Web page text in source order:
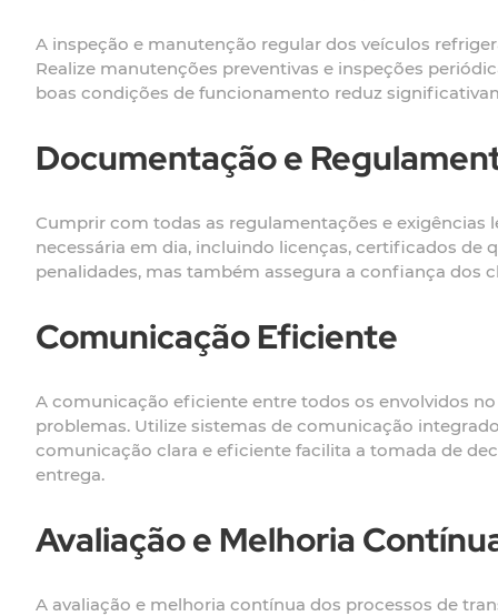
A inspeção e manutenção regular dos veículos
Realize manutenções preventivas e inspeções
boas condições de funcionamento reduz
Documentação e
Cumprir com todas as regulamentações e
necessária em dia, incluindo licenças, certificados
penalidades, mas também assegura a confiança dos
Comunicação Eficiente
A comunicação eficiente entre todos os envolvidos
problemas. Utilize sistemas de comunicação
comunicação clara e eficiente facilita a tomada de
entrega.
Avaliação e Melhoria
A avaliação e melhoria contínua dos processos de